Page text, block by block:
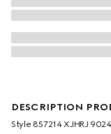
DESCRIPTION
Style ‎857214 XJHRJ 9024